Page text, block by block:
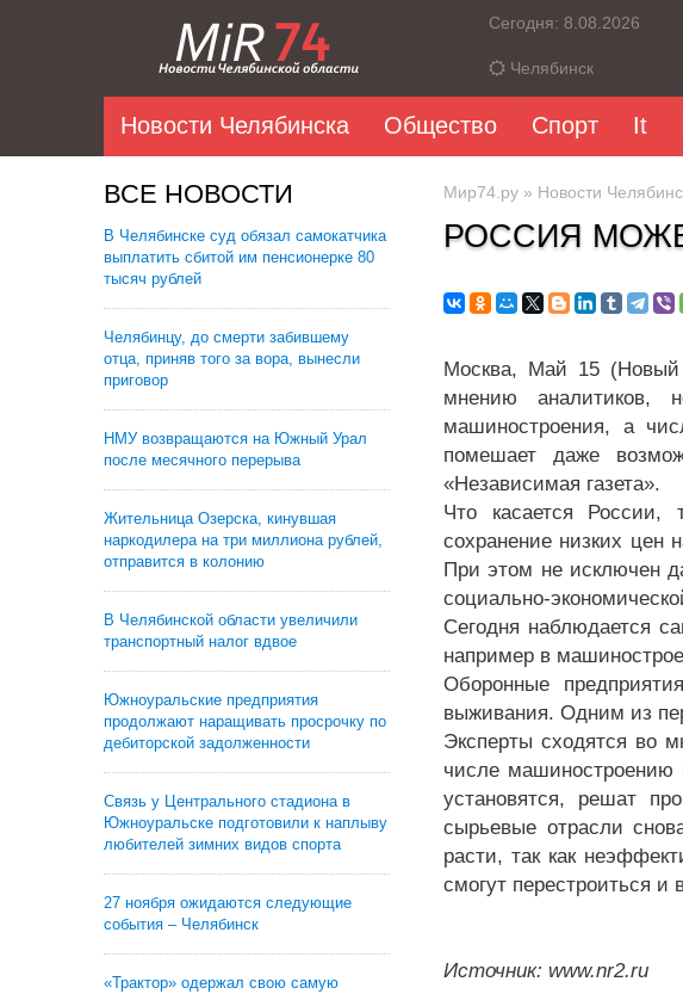
Сегодня: 8.08.2026
Челябинск
Новости Челябинска Общество Спорт It
ВСЕ НОВОСТИ
В Челябинске суд обязал самокатчика
выплатить сбитой им пенсионерке 80
тысяч рублей
Челябинцу, до смерти забившему
отца, приняв того за вора, вынесли
приговор
НМУ возвращаются на Южный Урал
после месячного перерыва
Жительница Озерска, кинувшая
наркодилера на три миллиона рублей,
отправится в колонию
В Челябинской области увеличили
транспортный налог вдвое
Южноуральские предприятия
продолжают наращивать просрочку по
дебиторской задолженности
Связь у Центрального стадиона в
Южноуральске подготовили к наплыву
любителей зимних видов спорта
27 ноября ожидаются следующие
события – Челябинск
«Трактор» одержал свою самую
Мир74.ру » Новости
РОССИЯ
Москва, Май 15 (Новый
мнению аналитиков,
машиностроения, а
помешает даже
«Независимая газета».
Что касается России,
сохранение низких цен
При этом не исключен
социально-
Сегодня наблюдается
например в
Оборонные
выживания. Одним из
Эксперты сходятся во
числе
установятся, решат
сырьевые отрасли
расти, так как
смогут перестроиться и
Источник: www.nr2.ru